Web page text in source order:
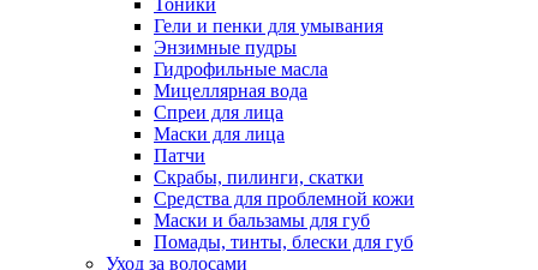
Тоники
Гели и пенки для умывания
Энзимные пудры
Гидрофильные масла
Мицеллярная вода
Спреи для лица
Маски для лица
Патчи
Скрабы, пилинги, скатки
Средства для проблемной кожи
Маски и бальзамы для губ
Помады, тинты, блески для губ
Уход за волосами